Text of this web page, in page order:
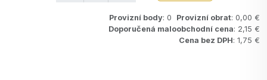
Provizní body: 0 Provizní obrat: 0,00 €
Doporučená maloobchodní cena: 2,15 €
Cena bez DPH: 1,75 €